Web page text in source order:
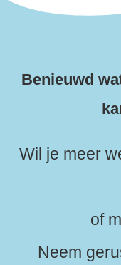
Benieuwd
Wil je meer
of
Neem